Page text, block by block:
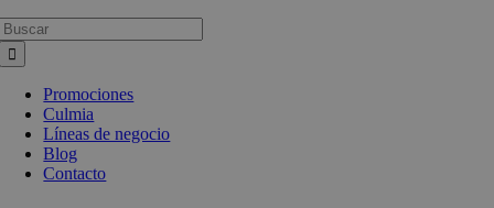
Promociones
Culmia
Líneas de negocio
Blog
Contacto